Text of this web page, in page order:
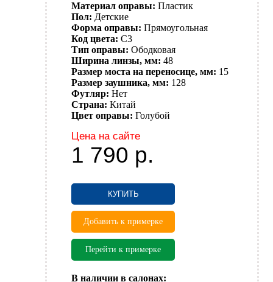
Материал оправы: Пластик
Пол: Детские
Форма оправы: Прямоугольная
Код цвета: C3
Тип оправы: Ободковая
Ширина линзы, мм: 48
Размер моста на переносице, мм: 15
Размер заушника, мм: 128
Футляр: Нет
Страна: Китай
Цвет оправы: Голубой
Цена на сайте
1 790 р.
КУПИТЬ
Добавить к примерке
Перейти к примерке
В наличии в салонах: